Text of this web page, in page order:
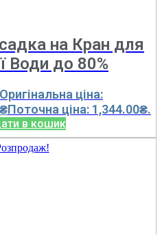
на Кран для
Води до 80%
Оригінальна ціна:
₴Поточна ціна: 1,344.00₴.
в кошик